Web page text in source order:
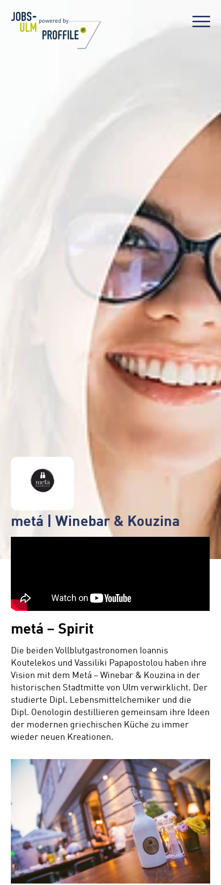
metá | Winebar & Kouzina
metá – Spirit
Die beiden Vollblutgastronomen Ioannis
Koutelekos und Vassiliki Papapostolou haben ihre
Vision mit dem Metá – Winebar & Kouzina in der
historischen Stadtmitte von Ulm verwirklicht. Der
studierte Dipl. Lebensmittelchemiker und die
Dipl. Oenologin destillieren gemeinsam ihre Ideen
der modernen griechischen Küche zu immer
wieder neuen Kreationen.